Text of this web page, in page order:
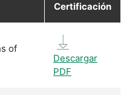
Certificación
of
Descargar
PDF